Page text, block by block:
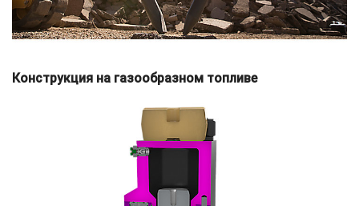
Конструкция на газообразном топливе